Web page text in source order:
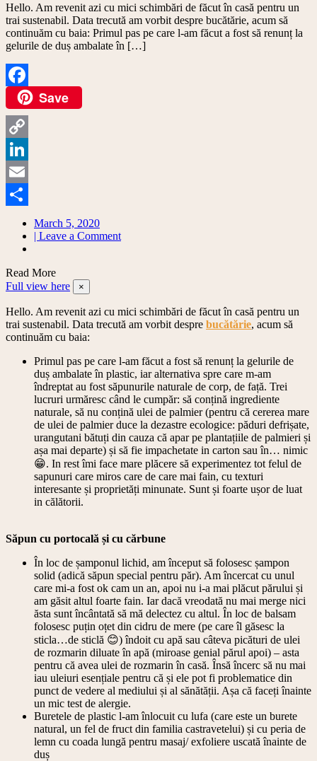
Hello. Am revenit azi cu mici schimbări de făcut în casă pentru un
trai sustenabil. Data trecută am vorbit despre bucătărie, acum să
continuăm cu baia: Primul pas pe care l-am făcut a fost să renunț la
gelurile de duș ambalate în […]
FacebookSave
Copy
Link
LinkedIn
Email
March 5, 2020
| Leave a Commenton
plastic//
First
free
bathroom
Read More
Full view here
×
Hello. Am revenit azi cu mici schimbări de făcut în casă pentru un
trai sustenabil. Data trecută am vorbit despre bucătărie, acum să
continuăm cu baia:
Primul pas pe care l-am făcut a fost să renunț la gelurile de
duș ambalate în plastic, iar alternativa spre care m-am
îndreptat au fost săpunurile naturale de corp, de față. Trei
lucruri urmăresc când le cumpăr: să conțină ingrediente
naturale, să nu conțină ulei de palmier (pentru că cererea mare
de ulei de palmier duce la dezastre ecologice: păduri defrișate,
urangutani bătuți din cauza că apar pe plantațiile de palmieri și
așa mai departe) și să fie impachetate in carton sau în… nimic
😁. In rest îmi face mare plăcere să experimentez tot felul de
sapunuri care miros care de care mai fain, cu texturi
interesante și proprietăți minunate. Sunt și foarte ușor de luat
in călătorii.
Săpun cu portocală și cu cărbune
În loc de șamponul lichid, am început să folosesc șampon
solid (adică săpun special pentru păr). Am încercat cu unul
care mi-a fost ok cam un an, apoi nu i-a mai plăcut părului și
am găsit altul foarte fain. Iar dacă vreodată nu mai merge nici
ăsta sunt încântată să mă delectez cu altul. În loc de balsam
folosesc puțin oțet din cidru de mere (pe care îl găsesc la
sticla…de sticlă 😊) îndoit cu apă sau câteva picături de ulei
de rozmarin diluate în apă (miroase genial părul apoi) – asta
pentru că avea ulei de rozmarin în casă. Însă încerc să nu mai
iau uleiuri esențiale pentru că și ele pot fi problematice din
punct de vedere al mediului și al sănătății. Așa că faceți înainte
un mic test de alergie.
Buretele de plastic l-am înlocuit cu lufa (care este un burete
natural, un fel de fruct din familia castravetelui) și cu peria de
lemn cu coada lungă pentru masaj/ exfoliere uscată înainte de
duș